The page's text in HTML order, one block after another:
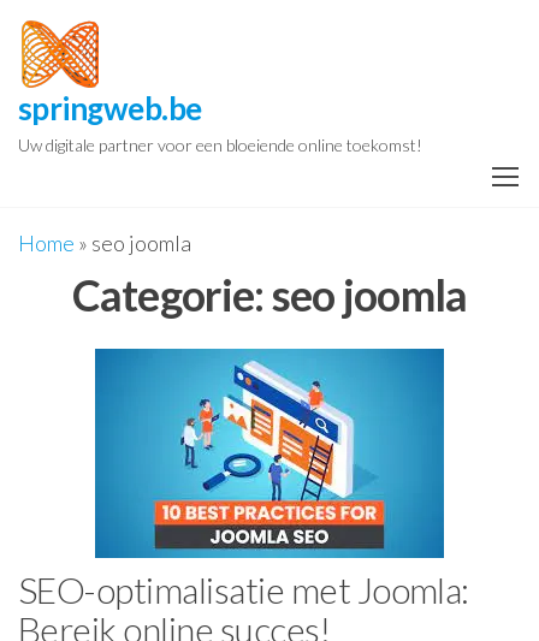
Spring
naar
de
inhoud
springweb.be
Uw digitale partner voor een bloeiende online toekomst!
Home » seo joomla
Categorie:seo joomla
SEO-optimalisatie met Joomla:
Bereik online succes!